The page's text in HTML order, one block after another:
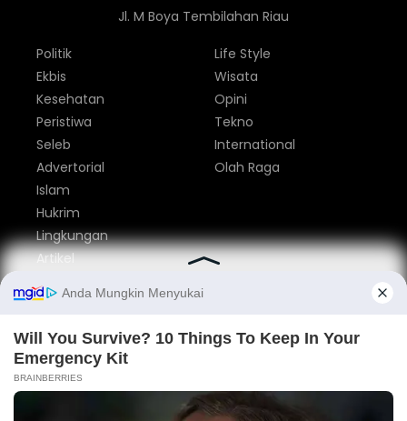
Jl. M Boya Tembilahan Riau
Politik
Ekbis
Kesehatan
Peristiwa
Seleb
Advertorial
Life Style
Wisata
Opini
Tekno
International
Olah Raga
Islam
Hukrim
Lingkungan
Artikel
Parlemen
Nasional
Tentang Kami
Privacy Policy
Disclaimer Iklan Kontak